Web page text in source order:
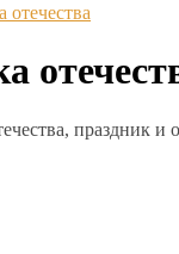
отечества
праздник и